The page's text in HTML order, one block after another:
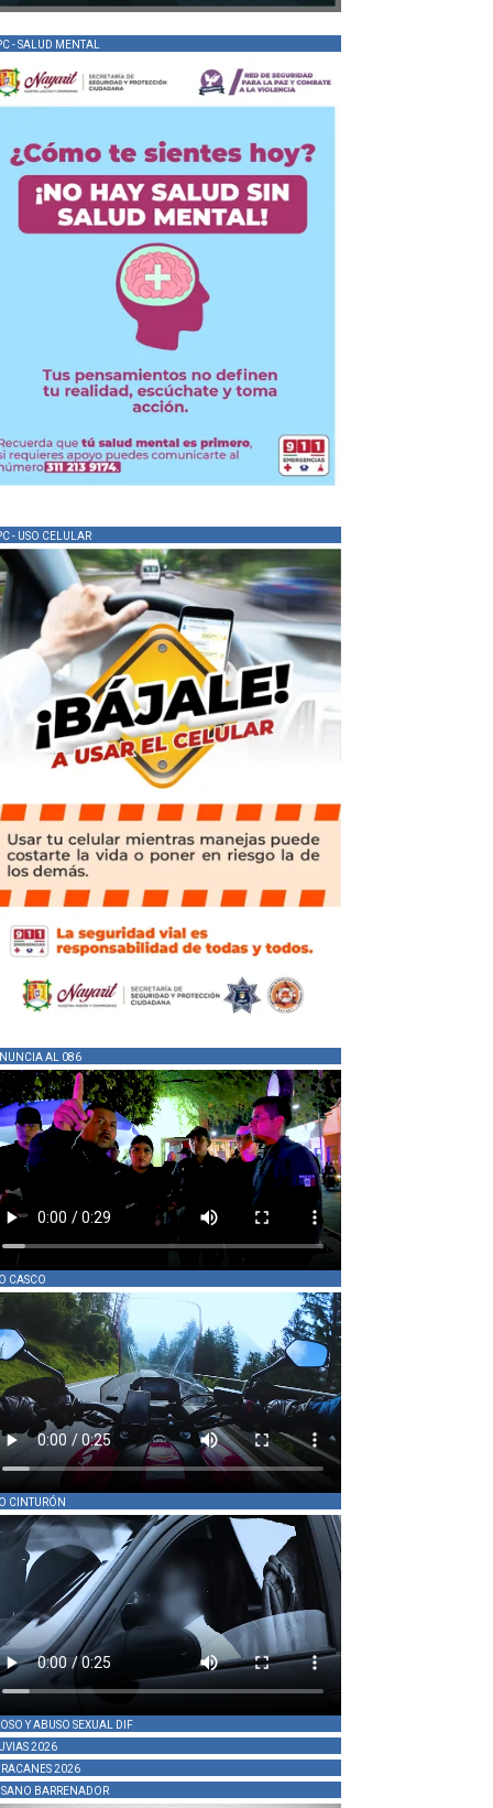
- SALUD MENTAL
- USO CELULAR
AL 086
CASCO
CINTURÓN
Y ABUSO SEXUAL DIF
2026
2026
BARRENADOR